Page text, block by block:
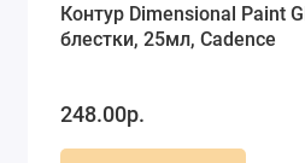
Контур Dimensional Paint
блестки, 25мл, Cadence
248.00р.